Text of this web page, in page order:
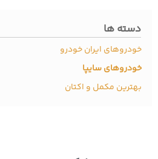
ها
ایران خودرو
سایپا
مکمل و اکتان